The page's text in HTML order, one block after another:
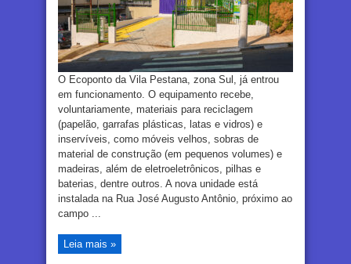
O Ecoponto da Vila Pestana, zona Sul, já entrou
em funcionamento. O equipamento recebe,
voluntariamente, materiais para reciclagem
(papelão, garrafas plásticas, latas e vidros) e
inservíveis, como móveis velhos, sobras de
material de construção (em pequenos volumes) e
madeiras, além de eletroeletrônicos, pilhas e
baterias, dentre outros. A nova unidade está
instalada na Rua José Augusto Antônio, próximo ao
campo ...
Leia mais »